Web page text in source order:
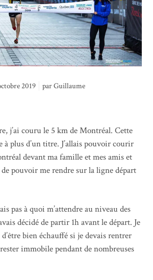
2019 parGuillaume
j’ai couru le 5 km de Montréal. Cette
à plus d’un titre. J’allais pouvoir courir
devant ma famille et mes amis et
pouvoir me rendre sur la ligne départ
pas à quoi m’attendre au niveau des
décidé de partir 1h avant le départ. Je
bien échauffé si je devais rentrer
immobile pendant de nombreuses